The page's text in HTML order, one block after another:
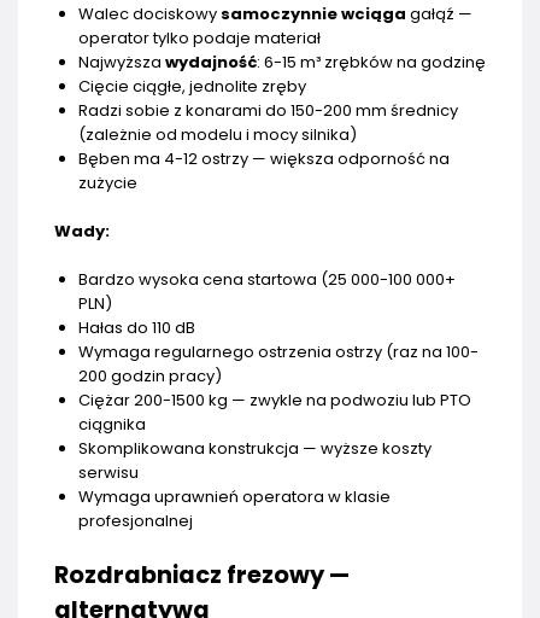
Walec dociskowy samoczynnie wciąga gałąź —
operator tylko podaje materiał
Najwyższa wydajność: 6-15 m³ zrębków na godzinę
Cięcie ciągłe, jednolite zręby
Radzi sobie z konarami do 150-200 mm średnicy
(zależnie od modelu i mocy silnika)
Bęben ma 4-12 ostrzy — większa odporność na
zużycie
Wady:
Bardzo wysoka cena startowa (25 000-100 000+
PLN)
Hałas do 110 dB
Wymaga regularnego ostrzenia ostrzy (raz na 100-
200 godzin pracy)
Ciężar 200-1500 kg — zwykle na podwoziu lub PTO
ciągnika
Skomplikowana konstrukcja — wyższe koszty
serwisu
Wymaga uprawnień operatora w klasie
profesjonalnej
Rozdrabniacz frezowy —
alternatywa